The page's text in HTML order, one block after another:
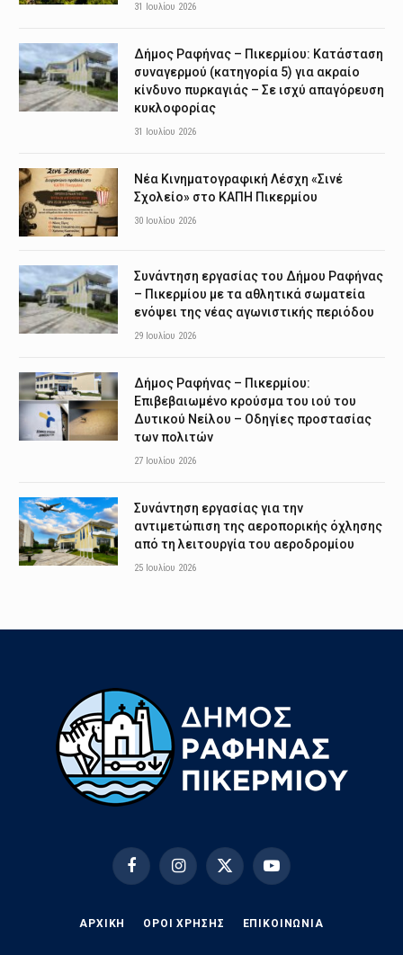
31 Ιουλίου 2026
Δήμος Ραφήνας – Πικερμίου: Κατάσταση
συναγερμού (κατηγορία 5) για ακραίο
κίνδυνο πυρκαγιάς – Σε ισχύ απαγόρευση
κυκλοφορίας
31 Ιουλίου 2026
Νέα Κινηματογραφική Λέσχη «Σινέ
Σχολείο» στο ΚΑΠΗ Πικερμίου
30 Ιουλίου 2026
Συνάντηση εργασίας του Δήμου Ραφήνας
– Πικερμίου με τα αθλητικά σωματεία
ενόψει της νέας αγωνιστικής περιόδου
29 Ιουλίου 2026
Δήμος Ραφήνας – Πικερμίου:
Επιβεβαιωμένο κρούσμα του ιού του
Δυτικού Νείλου – Οδηγίες προστασίας
των πολιτών
27 Ιουλίου 2026
Συνάντηση εργασίας για την
αντιμετώπιση της αεροπορικής όχλησης
από τη λειτουργία του αεροδρομίου
25 Ιουλίου 2026
FacebookInstagramX
YouTube
ΑΡΧΙΚΗ ΟΡΟΙ ΧΡΗΣΗΣ EΠΙΚΟΙΝΩΝΊΑ